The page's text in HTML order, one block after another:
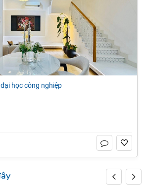
đại học công nghiệp